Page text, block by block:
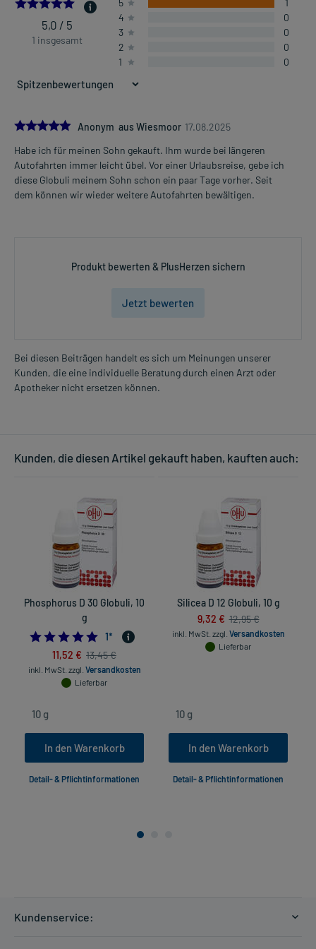
5.0
5,0 / 5
1 insgesamt
5
1
4
0
3
0
2
0
1
0
5.0Anonym aus Wiesmoor 17.08.2025
Habe ich für meinen Sohn gekauft. Ihm wurde bei längeren
Autofahrten immer leicht übel. Vor einer Urlaubsreise, gebe ich
diese Globuli meinem Sohn schon ein paar Tage vorher. Seit
dem können wir wieder weitere Autofahrten bewältigen.
Produkt bewerten & PlusHerzen sichern
Jetzt bewerten
Bei diesen Beiträgen handelt es sich um Meinungen unserer
Kunden, die eine individuelle Beratung durch einen Arzt oder
Apotheker nicht ersetzen können.
Kunden, die diesen Artikel gekauft haben, kauften auch:
Phosphorus D 30 Globuli, 10
g
5.0
1*
11,52 € 13,45 €
inkl. MwSt. zzgl. Versandkosten
Lieferbar
In den Warenkorb
Detail- & Pflichtinformationen
Silicea D 12 Globuli, 10 g
9,32 € 12,95 €
inkl. MwSt. zzgl. Versandkosten
Lieferbar
In den Warenkorb
Detail- & Pflichtinformationen
Kundenservice: